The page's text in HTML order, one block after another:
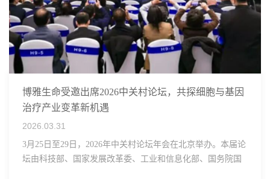
博雅生命受邀出席2026中关村论坛，共探细胞与基因
治疗产业变革新机遇
2026.03.31
3月25日至29日，2026年中关村论坛年会在北京举办。本届论
坛由科技部、国家发展改革委、工业和信息化部、国务院国